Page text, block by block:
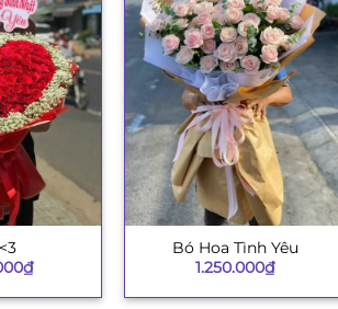
₫
Bó Hoa Tình Yêu
1.250.000₫